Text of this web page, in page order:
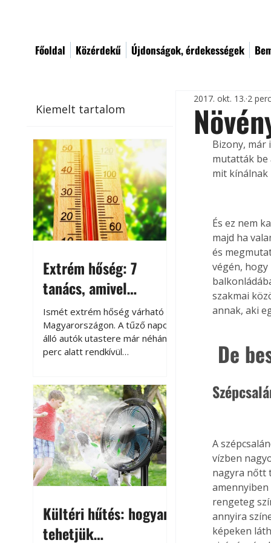
Főoldal Közérdekű Újdonságok, érdekességek
Kiemelt tartalom
Extrém hőség: 7
tanács, amivel
megóvhatjuk
autónkat a nyári
károktól
Ismét extrém hőség várható
Magyarországon. A tűző napon
álló autók utastere már néhány
perc alatt rendkívül
megközelítheti. Ez nemcsak a
beszállást teszi kellemetlenné,
hanem az autó állapotára és a
benne hagyott tárgyakra is
káros hatással lehet. Néhány
egyszerű óvintézkedéssel
azonban jelentősen
csökkenthetjük a hőség káros
Kültéri hűtés: hogyan
tehetjük
2017. okt. 13. 2
Bizony, már
mutatták be
mit kínálnak
És ez nem
majd ha
és
végén,
szakmai
annak, aki
De
A
vízben
nagyra nőtt
rengeteg
annyira
képeken